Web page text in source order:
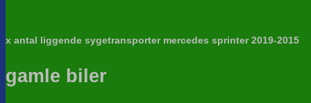
x antal liggende sygetransporter mercedes sprinter 2019-2015
gamle biler